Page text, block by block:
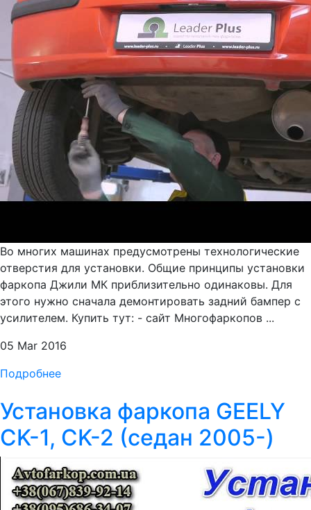
Во многих машинах предусмотрены технологические
отверстия для установки. Общие принципы установки
фаркопа Джили МК приблизительно одинаковы. Для
этого нужно сначала демонтировать задний бампер с
усилителем. Купить тут: - сайт Многофаркопов ...
05 Mar 2016
Подробнее
Установка фаркопа GEELY
CK-1, CK-2 (седан 2005-)